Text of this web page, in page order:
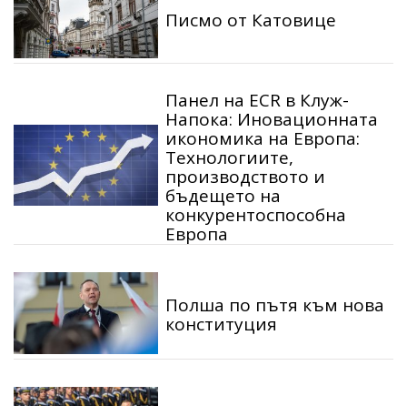
Писмо от Катовице
Панел на ECR в Клуж-
Напока: Иновационната
икономика на Европа:
Технологиите,
производството и
бъдещето на
конкурентоспособна
Европа
Полша по пътя към нова
конституция